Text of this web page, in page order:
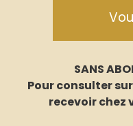
SANS
Pour consulter
recevoir chez